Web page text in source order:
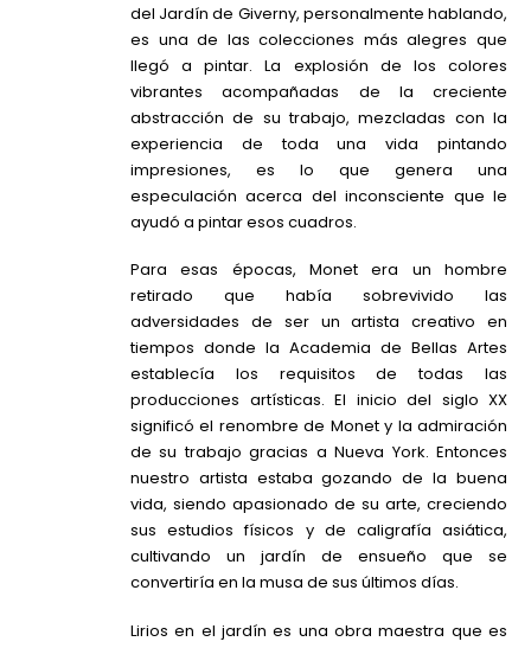
del Jardín de Giverny, personalmente hablando,
es una de las colecciones más alegres que
llegó a pintar. La explosión de los colores
vibrantes acompañadas de la creciente
abstracción de su trabajo, mezcladas con la
experiencia de toda una vida pintando
impresiones, es lo que genera una
especulación acerca del inconsciente que le
ayudó a pintar esos cuadros.
Para esas épocas, Monet era un hombre
retirado que había sobrevivido las
adversidades de ser un artista creativo en
tiempos donde la Academia de Bellas Artes
establecía los requisitos de todas las
producciones artísticas. El inicio del siglo XX
significó el renombre de Monet y la admiración
de su trabajo gracias a Nueva York. Entonces
nuestro artista estaba gozando de la buena
vida, siendo apasionado de su arte, creciendo
sus estudios físicos y de caligrafía asiática,
cultivando un jardín de ensueño que se
convertiría en la musa de sus últimos días.
Lirios en el jardín es una obra maestra que es